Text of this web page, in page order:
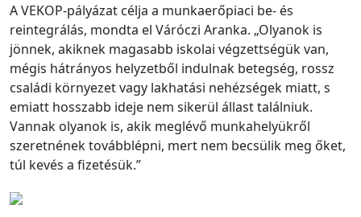
A VEKOP-pályázat célja a munkaerőpiaci be- és
reintegrálás, mondta el Váróczi Aranka. „Olyanok is
jönnek, akiknek magasabb iskolai végzettségük van,
mégis hátrányos helyzetből indulnak betegség, rossz
családi környezet vagy lakhatási nehézségek miatt, s
emiatt hosszabb ideje nem sikerül állast találniuk.
Vannak olyanok is, akik meglévő munkahelyükről
szeretnének továbblépni, mert nem becsülik meg őket,
túl kevés a fizetésük.”